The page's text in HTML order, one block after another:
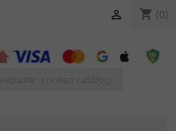
shopping_cart (0)
